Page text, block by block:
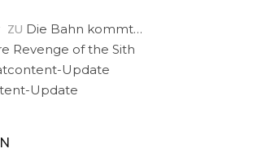
ZU Die Bahn kommt…
Revenge of the Sith
Update
Update